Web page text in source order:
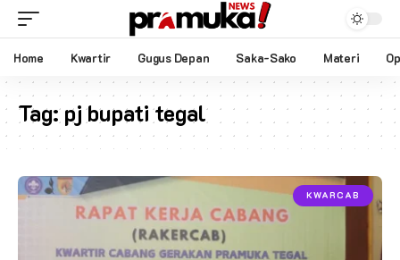
Home Kwartir Gugus Depan Saka-Sako Materi
Tag:pj bupati tegal
KWARCAB